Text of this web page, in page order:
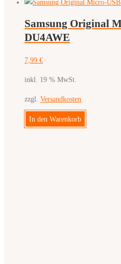
Samsung Original
DU4AWE
7,99 €
inkl. 19 % MwSt.
zzgl. Versandkosten
In den Warenkorb